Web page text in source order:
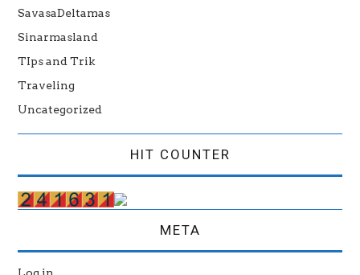
SavasaDeltamas
Sinarmasland
TIps and Trik
Traveling
Uncategorized
HIT COUNTER
META
Log in